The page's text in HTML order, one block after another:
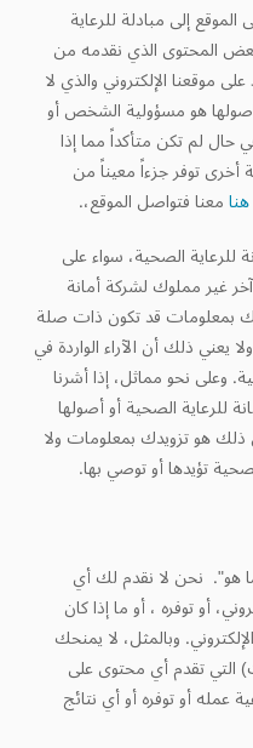
إلى مبادلة للرعاية
المحتوى الذي نقدمه من
موقعنا الإلكتروني والذي لا
هو مسؤولية الشخص أو
لم تكن متأكداً مما إذا
أخرى توفر جزءاً معيناً من
هنامعنا فتواصل الموقع،.
الصحية، سواء على
غير مملوك لشركة أمانة
بمعلومات قد تكون ذات صلة
يعني ذلك أن الآراء الواردة في
وعلى نحو مماثل، إذا أشرنا
للرعاية الصحية أو أصولها
ذلك هو تزويدك بمعلومات ولا
تؤيدها أو توصي بها.
هو". نحن لا نقدم لك أي
أو توفره ، أو ما إذا كان
وبالمثل، لا يمنحك
التي تقدم أي محتوى على
عمله أو توفره أو أي نتائج